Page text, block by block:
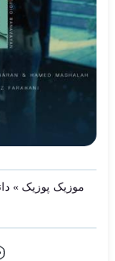
موزیک پوزیک »